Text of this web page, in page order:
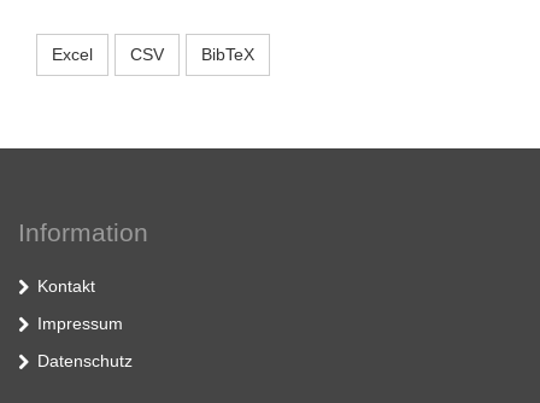
Excel CSV BibTeX
Information
Kontakt
Impressum
Datenschutz